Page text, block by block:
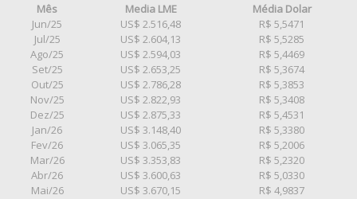
Mês Media LME
Média Dolar
Jun/25
US$ 2.516,48
R$ 5,5471
Jul/25
US$ 2.604,13
R$ 5,5285
Ago/25
US$ 2.594,03
R$ 5,4469
Set/25
US$ 2.653,25
R$ 5,3674
Out/25
US$ 2.786,28
R$ 5,3853
Nov/25
US$ 2.822,93
R$ 5,3408
Dez/25
US$ 2.875,33
R$ 5,4531
Jan/26
US$ 3.148,40
R$ 5,3380
Fev/26
US$ 3.065,35
R$ 5,2006
Mar/26
US$ 3.353,83
R$ 5,2320
Abr/26
US$ 3.600,63
R$ 5,0330
Mai/26
US$ 3.670,15
R$ 4,9837